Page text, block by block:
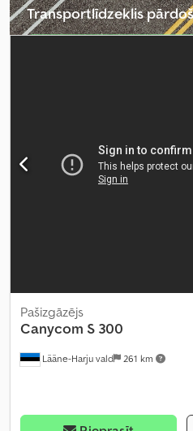
Transportlīdzeklis
Lääne-Harju vald 261 km
Pašizgāzējs
Canycom S 300